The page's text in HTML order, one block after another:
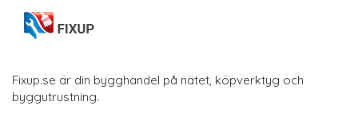
Fixup.se är din bygghandel på nätet, köpverktyg och
byggutrustning.